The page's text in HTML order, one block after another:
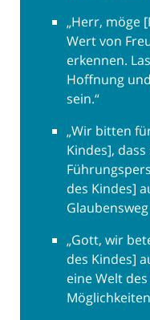
„Herr, möge
Wert von
erkennen.
Hoffnung
sein.“
„Wir bitten
Kindes],
des Kindes]
„Gott, wir
des Kindes]
eine Welt